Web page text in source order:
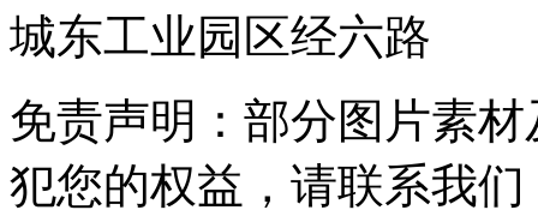
城东工业园区经六路
免责声明：部分图片素
犯您的权益，请联系我